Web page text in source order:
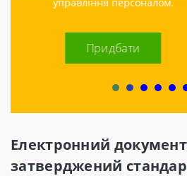
Дізнатися
Електронний
затверджений